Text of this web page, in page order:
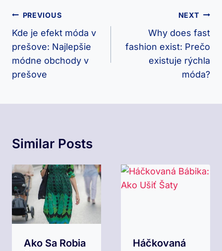
Navigácia
V
Článku
PREVIOUS
Kde je efekt móda v
prešove: Najlepšie
módne obchody v
prešove
NEXT
Why does fast
fashion exist: Prečo
existuje rýchla
móda?
Similar Posts
Ako Sa Robia
Háčkovaná